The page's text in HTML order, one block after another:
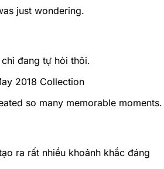
just wondering.
đang tự hỏi thôi.
2018 Collection
so many memorable moments.
ra rất nhiều khoảnh khắc đáng